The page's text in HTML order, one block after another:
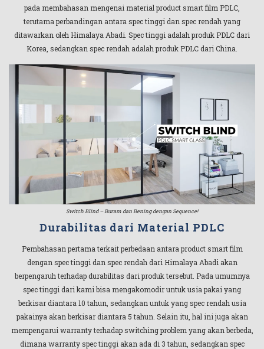
pada membahasan mengenai material product smart film PDLC,
terutama perbandingan antara spec tinggi dan spec rendah yang
ditawarkan oleh Himalaya Abadi. Spec tinggi adalah produk PDLC dari
Korea, sedangkan spec rendah adalah produk PDLC dari China.
Switch Blind – Buram dan Bening dengan Sequence!
Durabilitas dari Material PDLC
Pembahasan pertama terkait perbedaan antara product smart film
dengan spec tinggi dan spec rendah dari Himalaya Abadi akan
berpengaruh terhadap durabilitas dari produk tersebut. Pada umumnya
spec tinggi dari kami bisa mengakomodir untuk usia pakai yang
berkisar diantara 10 tahun, sedangkan untuk yang spec rendah usia
pakainya akan berkisar diantara 5 tahun. Selain itu, hal ini juga akan
mempengarui warranty terhadap switching problem yang akan berbeda,
dimana warranty spec tinggi akan ada di 3 tahun, sedangkan spec